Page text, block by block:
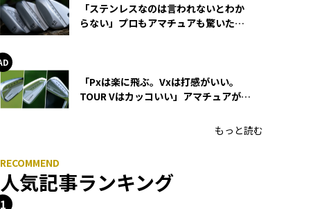
「ステンレスなのは言われないとわか
らない」プロもアマチュアも驚いた
「Pxは楽に飛ぶ。Vxは打感がいい。
TOUR Vはカッコいい」アマチュアが選
もっと読む
人気記事ランキング